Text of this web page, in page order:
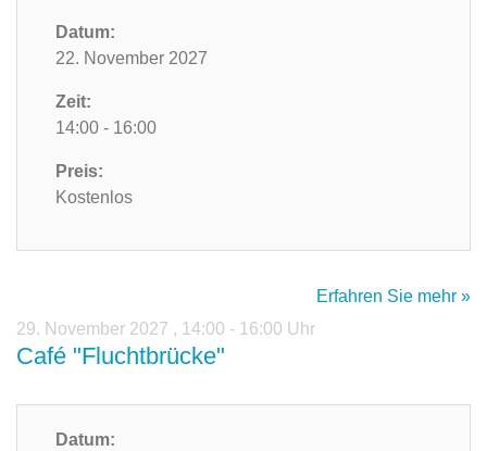
Datum:
22. November 2027
Zeit:
14:00 - 16:00
Preis:
Kostenlos
Erfahren Sie mehr »
29. November 2027 , 14:00 - 16:00 Uhr
Café "Fluchtbrücke"
Datum: